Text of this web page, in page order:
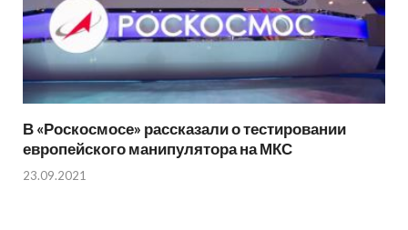
В «Роскосмосе» рассказали о тестировании
европейского манипулятора на МКС
23.09.2021